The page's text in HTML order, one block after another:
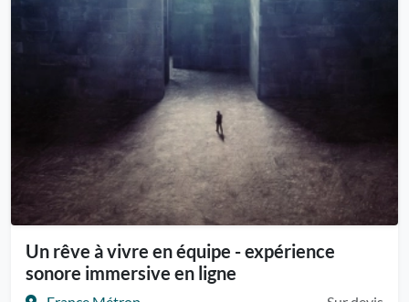
Un rêve à vivre en équipe - expérience
sonore immersive en ligne